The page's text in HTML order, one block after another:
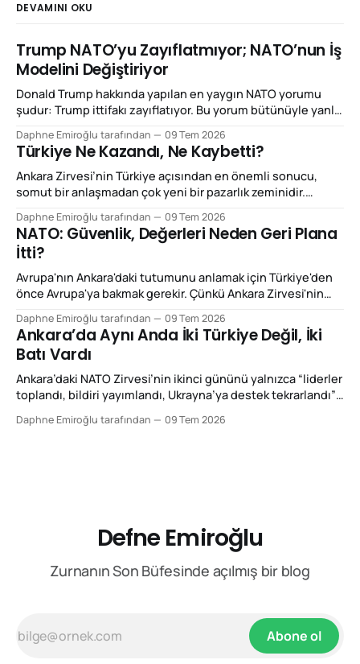
DEVAMINI OKU
Trump NATO’yu Zayıflatmıyor; NATO’nun İş
Modelini Değiştiriyor
Donald Trump hakkında yapılan en yaygın NATO yorumu
şudur: Trump ittifakı zayıflatıyor. Bu yorum bütünüyle yanlış
Çünkü Trump'ın yaptığı şey NATO'yu dağıtmaktan çok,
NATO'nun çalışma mantığını yeniden fiyatlandırmak.
Beğenilsin ya da beğenilmesin, bu
Daphne Emiroğlu tarafından 09 Tem 2026
Türkiye Ne Kazandı, Ne Kaybetti?
Ankara Zirvesi’nin Türkiye açısından en önemli sonucu,
somut bir anlaşmadan çok yeni bir pazarlık zeminidir.
kenarında duran ya da yalnızca coğrafi konumuyla önem
kazanan ülke görüntüsünden uzaklaşmaya çalıştı.
Ankara’nın vermek istediği mesaj daha netti: Eğer Avrupa
gerçekten daha fazla savunma
Daphne Emiroğlu tarafından 09 Tem 2026
NATO: Güvenlik, Değerleri Neden Geri Plana
İtti?
Avrupa'nın Ankara'daki tutumunu anlamak için Türkiye'den
önce Avrupa'ya bakmak gerekir. Çünkü Ankara Zirvesi'nin
değişiminden çok Avrupa'nın değişimini anlatıyordu. Yirmi
yıl önce böyle bir zirve düzenlenseydi, Avrupa'nın ilk
gündemi büyük
Daphne Emiroğlu tarafından 09 Tem 2026
Ankara’da Aynı Anda İki Türkiye Değil, İki
Batı Vardı
Ankara’daki NATO Zirvesi’nin ikinci gününü yalnızca “liderler
toplandı, bildiri yayımlandı, Ukrayna’ya destek tekrarlandı”
Çünkü 8 Temmuz 2026’da Ankara’da ilginç bir şey oldu: Aynı
Daphne Emiroğlu tarafından 09 Tem 2026
Defne Emiroğlu
Zurnanın Son Büfesinde açılmış bir blog
Abone ol